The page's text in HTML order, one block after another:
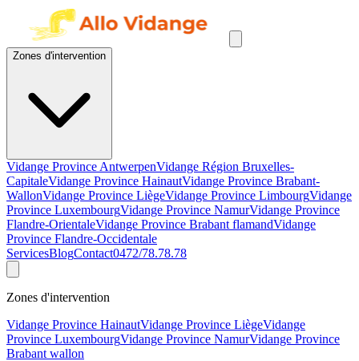
Zones d'intervention
Vidange Province AntwerpenVidange Région Bruxelles-
CapitaleVidange Province HainautVidange Province Brabant-
WallonVidange Province LiègeVidange Province LimbourgVidange
Province LuxembourgVidange Province NamurVidange Province
Flandre-OrientaleVidange Province Brabant flamandVidange
Province Flandre-Occidentale
ServicesBlogContact0472/78.78.78
Zones d'intervention
Vidange Province HainautVidange Province LiègeVidange
Province LuxembourgVidange Province NamurVidange Province
Brabant wallon